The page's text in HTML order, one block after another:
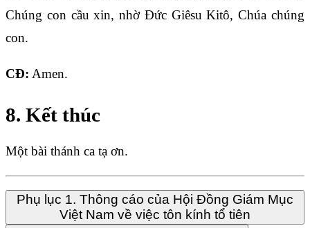
Chúng con cầu xin, nhờ Đức Giêsu Kitô, Chúa chúng
con.
CĐ: Amen.
8. Kết thúc
Một bài thánh ca tạ ơn.
Phụ lục 1. Thông cáo của Hội Đồng Giám Mục
Việt Nam về việc tôn kính tổ tiên